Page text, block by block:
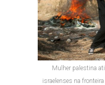
Mulher palestina
israelenses na